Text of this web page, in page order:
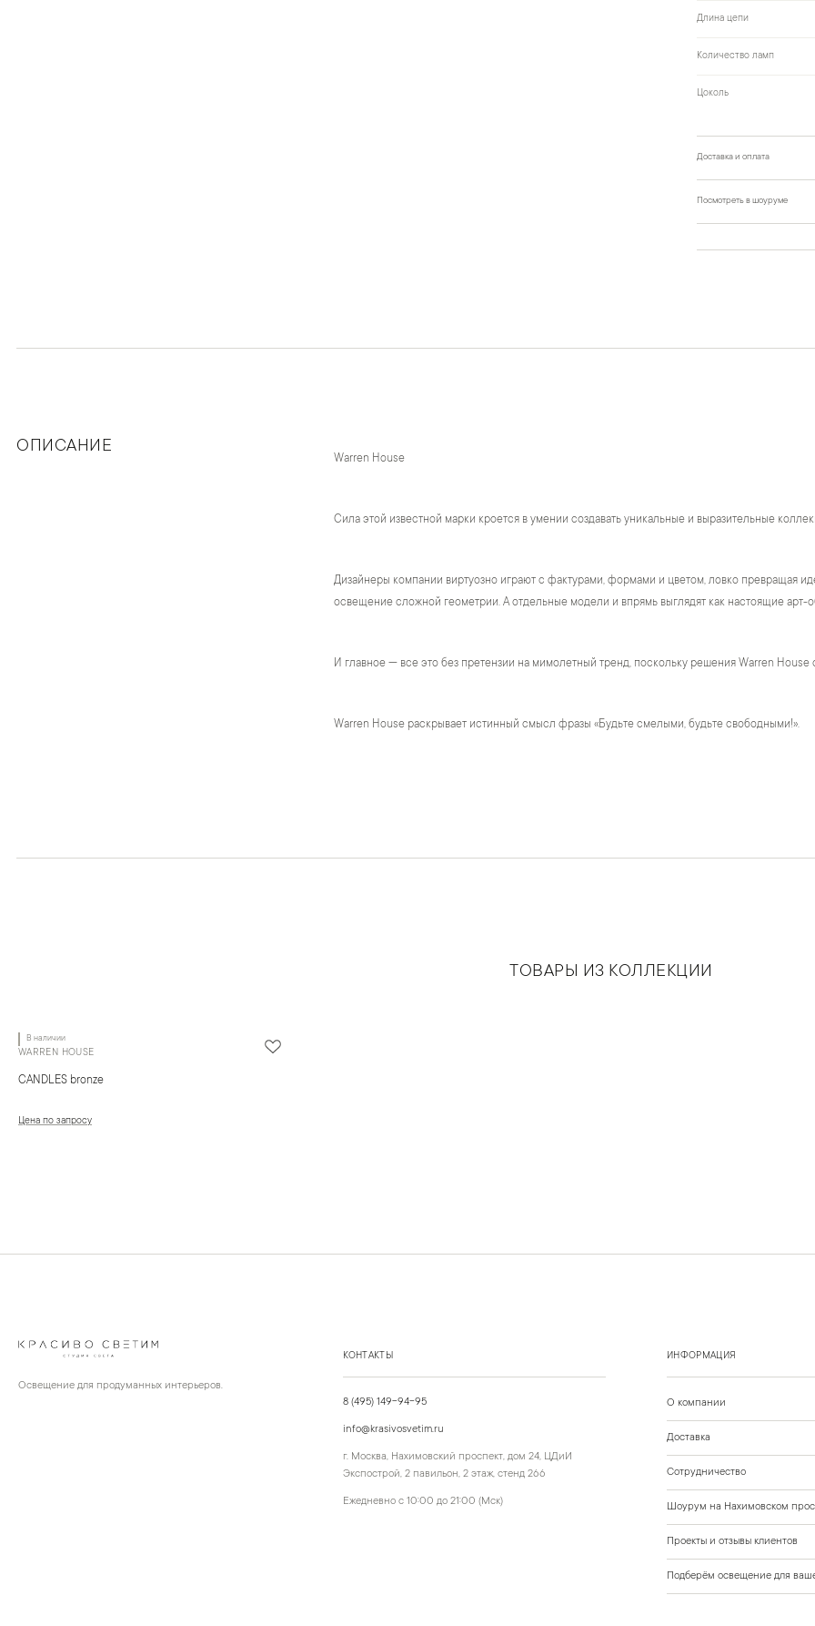
Длина цепи
Количество ламп
Цоколь
Доставка и оплата
Посмотреть в шоуруме
ОПИСАНИЕ
Warren House
Сила этой известной марки кроется в умении создавать уникальные и выразительные
Дизайнеры компании виртуозно играют с фактурами, формами и цветом, ловко превращая
освещение сложной геометрии. А отдельные модели и впрямь выглядят как настоящие арт-
И главное — все это без претензии на мимолетный тренд, поскольку решения Warren
Warren House раскрывает истинный смысл фразы «Будьте смелыми, будьте свободными!».
ТОВАРЫ ИЗ КОЛЛЕКЦИИ
В наличии
WARREN HOUSE
CANDLES bronze
Цена по запросу
Освещение для продуманных интерьеров.
КОНТАКТЫ
8 (495) 149-94-95
info@krasivosvetim.ru
г. Москва, Нахимовский проспект, дом 24, ЦДиИ
Экспострой, 2 павильон, 2 этаж, стенд 266
Ежедневно с 10:00 до 21:00 (Мск)
ИНФОРМАЦИЯ
О компании
Доставка
Сотрудничество
Шоурум на Нахимовском
Проекты и отзывы клиентов
Подберём освещение для